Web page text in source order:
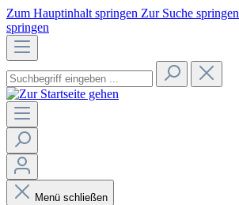
Zum Hauptinhalt springen Zur Suche springen
springen
Menü schließen